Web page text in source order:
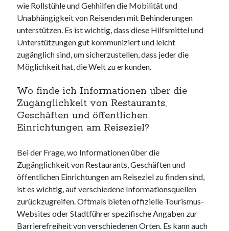
wie Rollstühle und Gehhilfen die Mobilität und
Unabhängigkeit von Reisenden mit Behinderungen
unterstützen. Es ist wichtig, dass diese Hilfsmittel und
Unterstützungen gut kommuniziert und leicht
zugänglich sind, um sicherzustellen, dass jeder die
Möglichkeit hat, die Welt zu erkunden.
Wo finde ich Informationen über die
Zugänglichkeit von Restaurants,
Geschäften und öffentlichen
Einrichtungen am Reiseziel?
Bei der Frage, wo Informationen über die
Zugänglichkeit von Restaurants, Geschäften und
öffentlichen Einrichtungen am Reiseziel zu finden sind,
ist es wichtig, auf verschiedene Informationsquellen
zurückzugreifen. Oftmals bieten offizielle Tourismus-
Websites oder Stadtführer spezifische Angaben zur
Barrierefreiheit von verschiedenen Orten. Es kann auch